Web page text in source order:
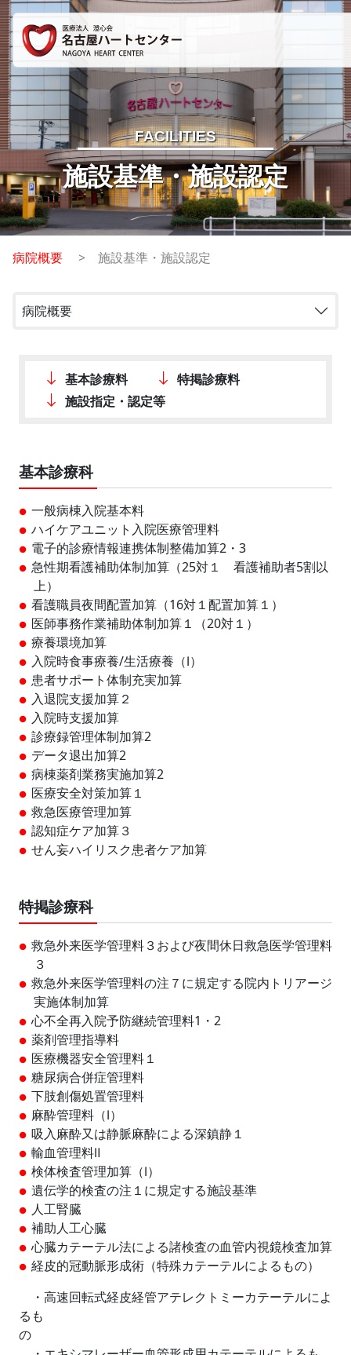
FACILITIES
施設基準・施設認定
病院概要 施設基準・施設認定
病院概要
基本診療料
特掲診療料
施設指定・認定等
基本診療科
一般病棟入院基本料
ハイケアユニット入院医療管理料
電子的診療情報連携体制整備加算2・3
急性期看護補助体制加算（25対１ 看護補助者5割以
上）
看護職員夜間配置加算（16対１配置加算１）
医師事務作業補助体制加算１（20対１）
療養環境加算
入院時食事療養/生活療養（Ⅰ）
患者サポート体制充実加算
入退院支援加算２
入院時支援加算
診療録管理体制加算2
データ退出加算2
病棟薬剤業務実施加算2
医療安全対策加算１
救急医療管理加算
認知症ケア加算３
せん妄ハイリスク患者ケア加算
特掲診療科
救急外来医学管理料３および夜間休日救急医学管理料
３
救急外来医学管理料の注７に規定する院内トリアージ
実施体制加算
心不全再入院予防継続管理料1・2
薬剤管理指導料
医療機器安全管理料１
糖尿病合併症管理料
下肢創傷処置管理料
麻酔管理料（Ⅰ）
吸入麻酔又は静脈麻酔による深鎮静１
輸血管理料Ⅱ
検体検査管理加算（Ⅰ）
遺伝学的検査の注１に規定する施設基準
人工腎臓
補助人工心臓
心臓カテーテル法による諸検査の血管内視鏡検査加算
経皮的冠動脈形成術（特殊カテーテルによるもの）
・高速回転式経皮経管アテレクトミーカテーテルによ
るも